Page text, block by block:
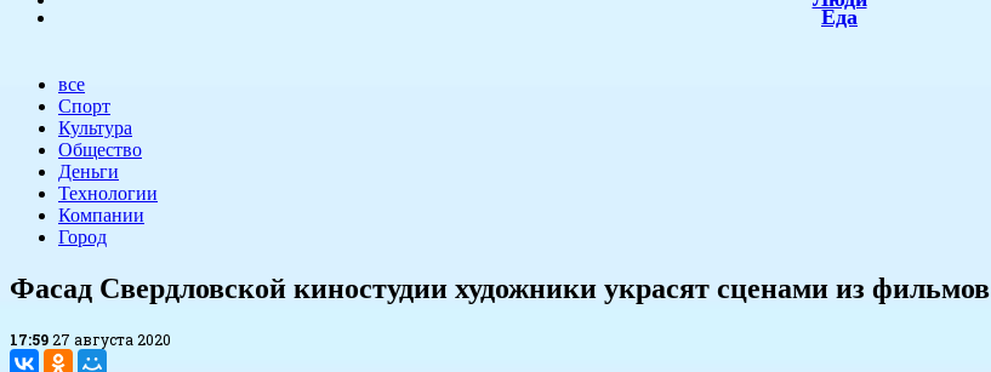
Еда
все
Спорт
Культура
Общество
Деньги
Технологии
Компании
Город
Фасад Свердловской киностудии художники украсят сценами из фильмов
17:5927 августа 2020